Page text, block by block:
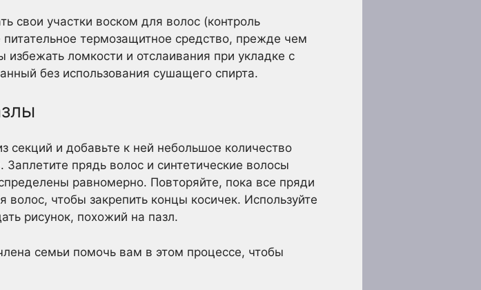
свои участки воском для волос (контроль
термозащитное средство, прежде чем
ломкости и отслаивания при укладке с
без использования сушащего спирта.
секций и добавьте к ней небольшое количество
прядь волос и синтетические волосы
равномерно. Повторяйте, пока все пряди
волос, чтобы закрепить концы косичек. Используйте
рисунок, похожий на пазл.
семьи помочь вам в этом процессе, чтобы